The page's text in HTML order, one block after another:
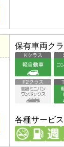
保有車両ク
各種サービス